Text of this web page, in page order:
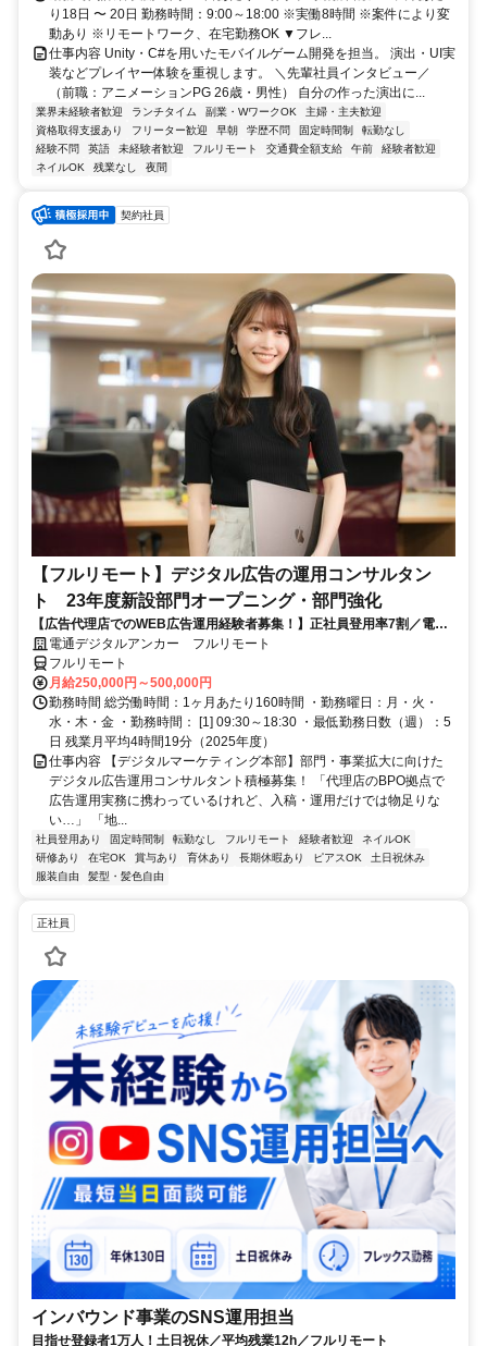
り18日 〜 20日 勤務時間：9:00～18:00 ※実働8時間 ※案件により変
動あり ※リモートワーク、在宅勤務OK ▼フレ...
仕事内容 Unity・C#を用いたモバイルゲーム開発を担当。 演出・UI実
装などプレイヤー体験を重視します。 ＼先輩社員インタビュー／
（前職：アニメーションPG 26歳・男性） 自分の作った演出に...
業界未経験者歓迎 ランチタイム 副業・WワークOK
主婦・主夫歓迎
資格取得支援あり
フリーター歓迎 早朝 学歴不問 固定時間制
転勤なし
経験不問
英語 未経験者歓迎 フルリモート 交通費全額支給 午前
経験者歓迎
ネイルOK
残業なし 夜間
契約社員
【フルリモート】デジタル広告の運用コンサルタン
ト 23年度新設部門オープニング・部門強化
【広告代理店でのWEB広告運用経験者募集！】正社員登用率7割／電通
G／全国×完全在宅／年休126日・土日祝休み／残業月平均4時間19分
電通デジタルアンカー フルリモート
フルリモート
月給250,000円～500,000円
勤務時間 総労働時間：1ヶ月あたり160時間 ・勤務曜日：月・火・
水・木・金 ・勤務時間： [1] 09:30～18:30 ・最低勤務日数（週）：5
日 残業月平均4時間19分（2025年度）
仕事内容 【デジタルマーケティング本部】部門・事業拡大に向けた
デジタル広告運用コンサルタント積極募集！ 「代理店のBPO拠点で
広告運用実務に携わっているけれど、入稿・運用だけでは物足りな
い…」 「地...
社員登用あり 固定時間制 転勤なし フルリモート 経験者歓迎
ネイルOK
研修あり
在宅OK 賞与あり 育休あり 長期休暇あり ピアスOK
土日祝休み
服装自由
髪型・髪色自由
正社員
インバウンド事業のSNS運用担当
目指せ登録者1万人！土日祝休／平均残業12h／フルリモート